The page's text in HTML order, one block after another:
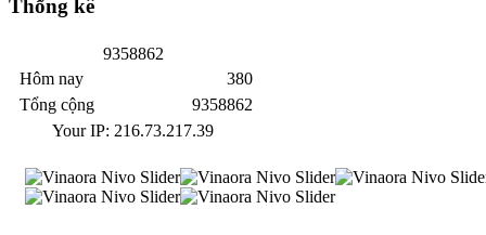
Thống kê
9358862
Hôm nay
Tổng cộng
380
9358862
Your IP: 216.73.217.39